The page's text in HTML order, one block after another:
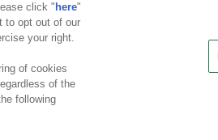
メント対応方針
click " here"
to opt out of our
your right.
of cookies
of the
following